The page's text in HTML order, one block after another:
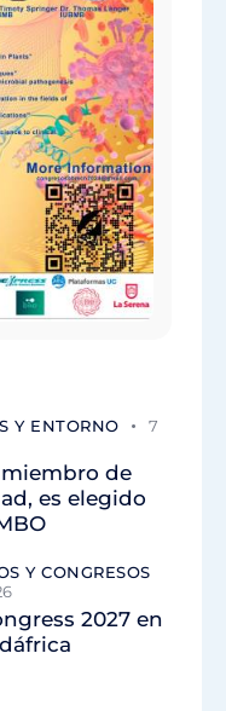
Y ENTORNO
7
de
es elegido
Y CONGRESOS
2027 en